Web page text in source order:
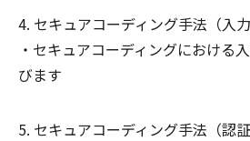
セキュアコーディング手法（入
セキュアコーディングにおける
びます
セキュアコーディング手法（認証